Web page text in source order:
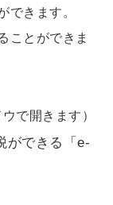
できます。
ことができま
で開きます）
ができる「e-